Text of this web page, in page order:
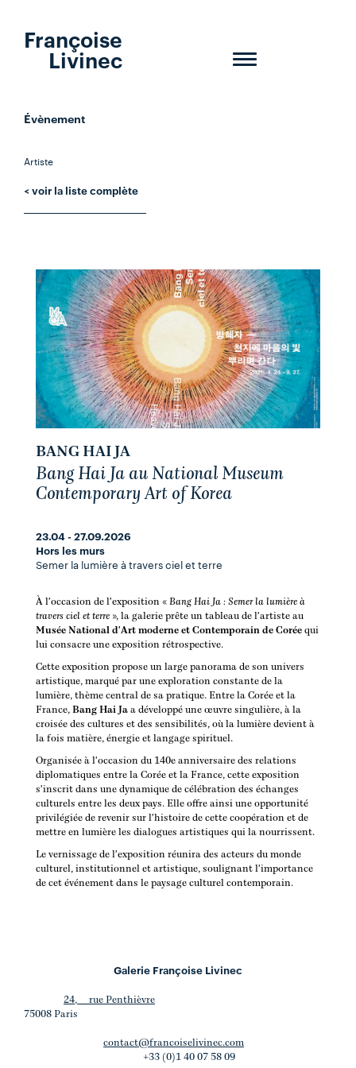
Toggle
Françoise
Livinec
Évènement
Artiste
< voir la liste complète
BANG HAI JA
Bang Hai Ja au National Museum
Contemporary Art of Korea
23.04 - 27.09.2026
Hors les murs
Semer la lumière à travers ciel et terre
À l'occasion de l'exposition « Bang Hai Ja : Semer la lumière à
travers ciel et terre », la galerie prête un tableau de l'artiste au
Musée National d'Art moderne et Contemporain de Corée qui
lui consacre une exposition rétrospective.
Cette exposition propose un large panorama de son univers
artistique, marqué par une exploration constante de la
lumière, thème central de sa pratique. Entre la Corée et la
France, Bang Hai Ja a développé une œuvre singulière, à la
croisée des cultures et des sensibilités, où la lumière devient à
la fois matière, énergie et langage spirituel.
Organisée à l'occasion du 140e anniversaire des relations
diplomatiques entre la Corée et la France, cette exposition
s'inscrit dans une dynamique de célébration des échanges
culturels entre les deux pays. Elle offre ainsi une opportunité
privilégiée de revenir sur l'histoire de cette coopération et de
mettre en lumière les dialogues artistiques qui la nourrissent.
Le vernissage de l'exposition réunira des acteurs du monde
culturel, institutionnel et artistique, soulignant l'importance
de cet événement dans le paysage culturel contemporain.
Galerie Françoise Livinec
24, rue Penthièvre
75008 Paris
contact@francoiselivinec.com
+33 (0)1 40 07 58 09